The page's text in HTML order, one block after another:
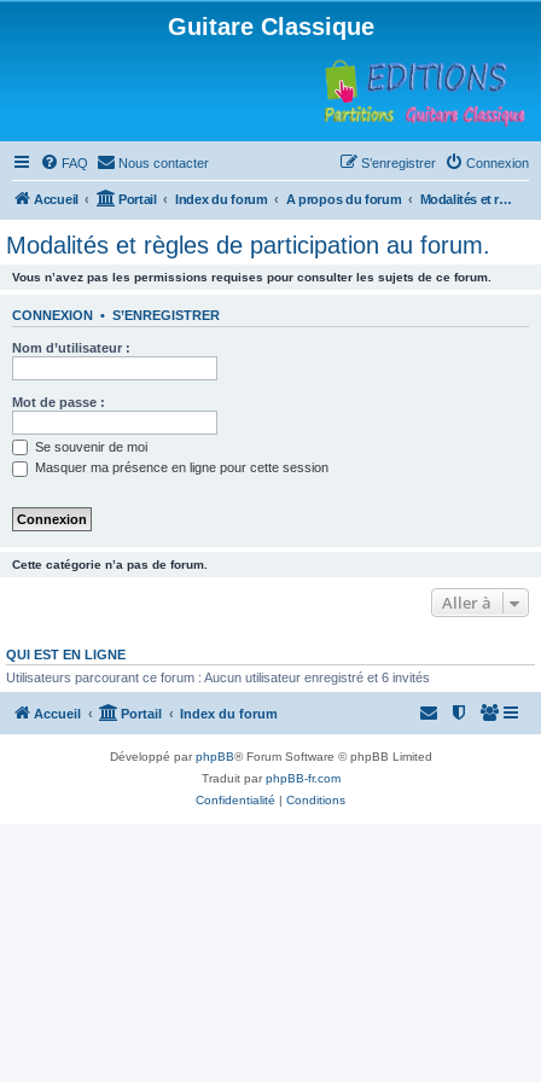
Guitare Classique
FAQ Nous contacter Connexion
S’enregistrer
Accueil Portail Index du forum A propos du forum Modalités et règles de participation au forum.
Modalités et règles de participation au forum.
Vous n’avez pas les permissions requises pour consulter les sujets de ce forum.
CONNEXION • S’ENREGISTRER
Nom d’utilisateur :
Mot de passe :
Se souvenir de moi
Masquer ma présence en ligne pour cette session
Cette catégorie n’a pas de forum.
Aller à
QUI EST EN LIGNE
Utilisateurs parcourant ce forum : Aucun utilisateur enregistré et 6 invités
Accueil Portail Index du forum
Développé parphpBB® Forum Software © phpBB Limited
Traduit parphpBB-fr.com
Confidentialité | Conditions